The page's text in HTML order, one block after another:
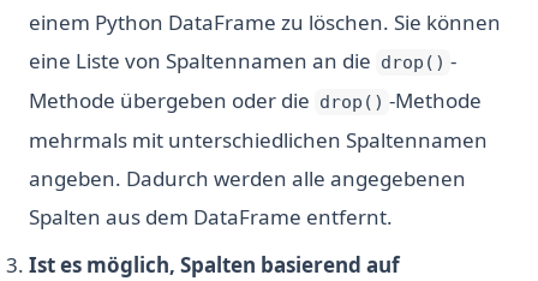
einem Python DataFrame zu löschen. Sie können
eine Liste von Spaltennamen an die drop() -
Methode übergeben oder die drop() -Methode
mehrmals mit unterschiedlichen Spaltennamen
angeben. Dadurch werden alle angegebenen
Spalten aus dem DataFrame entfernt.
Ist es möglich, Spalten basierend auf